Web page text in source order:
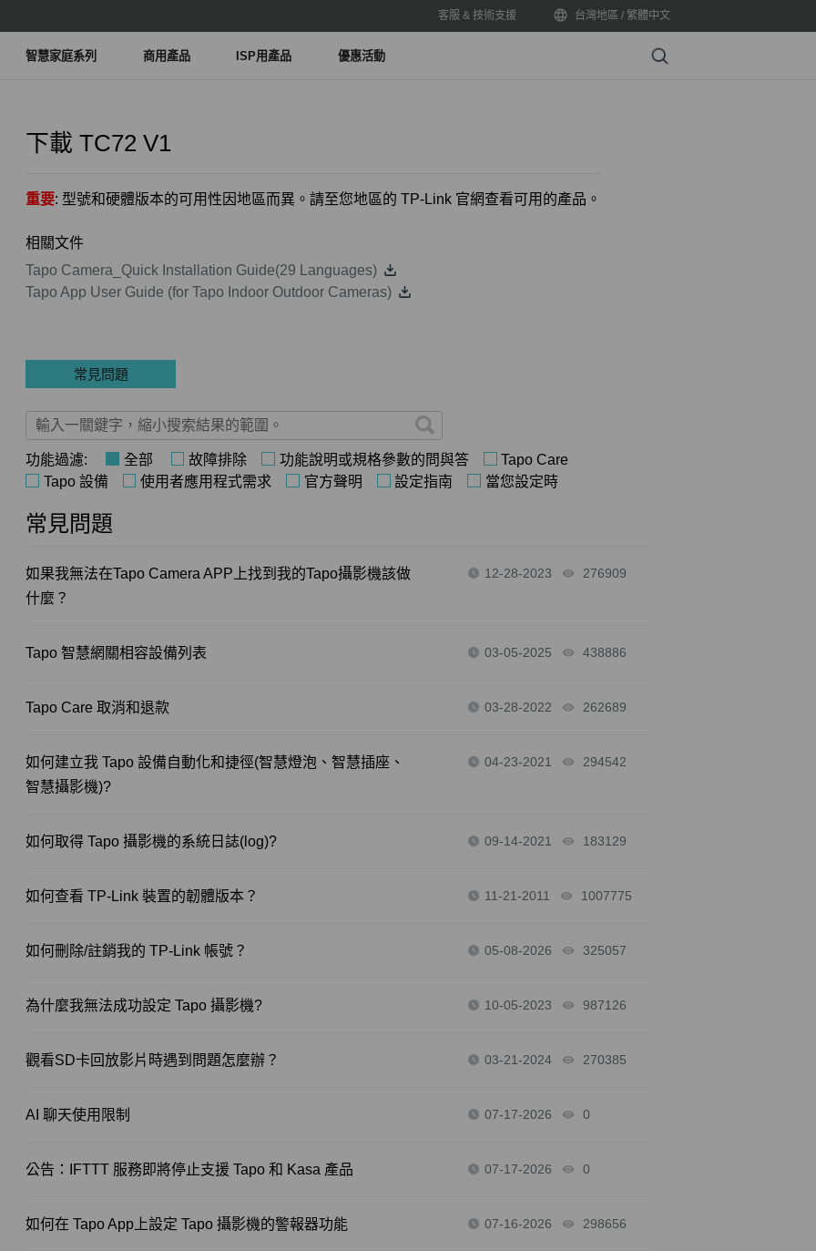
客服 & 技術支援 台灣地區 / 繁體中文
智慧家庭系列 商用產品 ISP用產品 優惠活動 Search
下載 TC72 V1
重要: 型號和硬體版本的可用性因地區而異。請至您地區的 TP-Link 官網查看可用的產品。
相關文件
Tapo Camera_Quick Installation Guide(29 Languages)
Tapo App User Guide (for Tapo Indoor Outdoor Cameras)
常見問題
功能過濾: 全部 故障排除 功能說明或規格參數的問與答
Tapo Care
Tapo 設備
使用者應用程式需求 官方聲明 設定指南 當您設定時
常見問題
如果我無法在Tapo Camera APP上找到我的Tapo攝影機該做
什麼？
12-28-2023 276909
Tapo 智慧網關相容設備列表 03-05-2025 438886
Tapo Care 取消和退款 03-28-2022 262689
如何建立我 Tapo 設備自動化和捷徑(智慧燈泡、智慧插座、
智慧攝影機)?
04-23-2021 294542
如何取得 Tapo 攝影機的系統日誌(log)? 09-14-2021 183129
如何查看 TP-Link 裝置的韌體版本？ 11-21-2011 1007775
如何刪除/註銷我的 TP-Link 帳號？ 05-08-2026 325057
為什麼我無法成功設定 Tapo 攝影機? 10-05-2023 987126
觀看SD卡回放影片時遇到問題怎麼辦？ 03-21-2024 270385
AI 聊天使用限制 07-17-2026 0
公告：IFTTT 服務即將停止支援 Tapo 和 Kasa 產品 07-17-2026 0
如何在 Tapo App上設定 Tapo 攝影機的警報器功能 07-16-2026 298656